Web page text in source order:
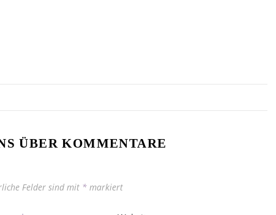
ÜBER KOMMENTARE
Felder sind mit * markiert